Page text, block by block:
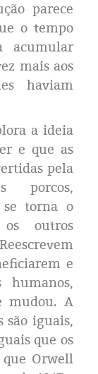
parece
o tempo
acumular
mais aos
haviam
a ideia
e que as
pela
porcos,
se torna o
outros
e
mudou. A
são iguais,
que os
que Orwell